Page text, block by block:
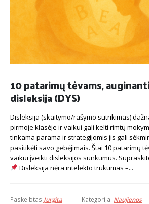
10 patarimų tėvams,
disleksija (DYS)
Disleksija (skaitymo/rašymo sutrikimas)
pirmoje klasėje ir vaikui gali kelti rimtų
tinkama parama ir strategijomis jis gali
pasitikėti savo gebėjimais. Štai 10 patarimų
vaikui įveikti disleksijos sunkumus.
Disleksija nėra intelekto trūkumas –...
Paskelbtas Jurgita Kategorija: Naujienos